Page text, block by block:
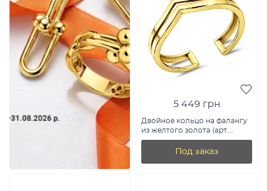
5 449 грн
Двойное кольцо на фалангу
из желтого золота (арт.
140825жф)
Под заказ